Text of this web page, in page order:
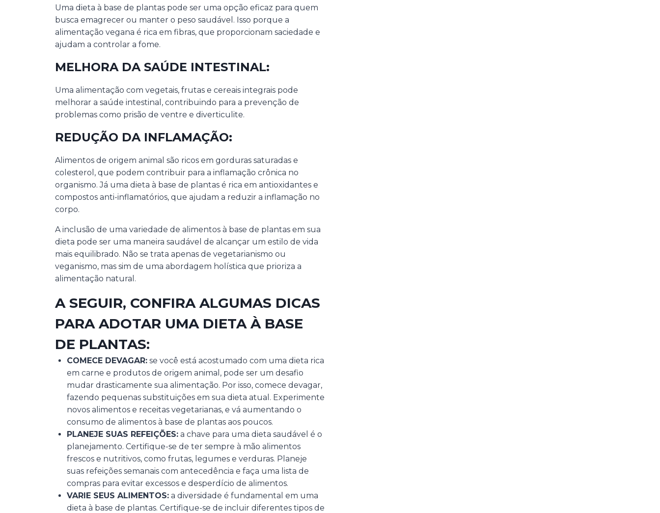
Uma dieta à base de plantas pode ser uma opção eficaz para quem
busca emagrecer ou manter o peso saudável. Isso porque a
alimentação vegana é rica em fibras, que proporcionam saciedade e
ajudam a controlar a fome.
MELHORA DA SAÚDE INTESTINAL:
Uma alimentação com vegetais, frutas e cereais integrais pode
melhorar a saúde intestinal, contribuindo para a prevenção de
problemas como prisão de ventre e diverticulite.
REDUÇÃO DA INFLAMAÇÃO:
Alimentos de origem animal são ricos em gorduras saturadas e
colesterol, que podem contribuir para a inflamação crônica no
organismo. Já uma dieta à base de plantas é rica em antioxidantes e
compostos anti-inflamatórios, que ajudam a reduzir a inflamação no
corpo.
A inclusão de uma variedade de alimentos à base de plantas em sua
dieta pode ser uma maneira saudável de alcançar um estilo de vida
mais equilibrado. Não se trata apenas de vegetarianismo ou
veganismo, mas sim de uma abordagem holística que prioriza a
alimentação natural.
A SEGUIR, CONFIRA ALGUMAS DICAS
PARA ADOTAR UMA DIETA À BASE
DE PLANTAS:
COMECE DEVAGAR: se você está acostumado com uma dieta rica
em carne e produtos de origem animal, pode ser um desafio
mudar drasticamente sua alimentação. Por isso, comece devagar,
fazendo pequenas substituições em sua dieta atual. Experimente
novos alimentos e receitas vegetarianas, e vá aumentando o
consumo de alimentos à base de plantas aos poucos.
PLANEJE SUAS REFEIÇÕES: a chave para uma dieta saudável é o
planejamento. Certifique-se de ter sempre à mão alimentos
frescos e nutritivos, como frutas, legumes e verduras. Planeje
suas refeições semanais com antecedência e faça uma lista de
compras para evitar excessos e desperdício de alimentos.
VARIE SEUS ALIMENTOS: a diversidade é fundamental em uma
dieta à base de plantas. Certifique-se de incluir diferentes tipos de